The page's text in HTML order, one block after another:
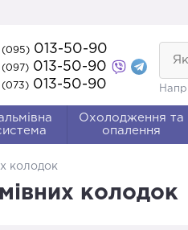
(095)013-50-90
(097)013-50-90
(073)013-50-90
Охолодження та
опалення
колодок
колодок